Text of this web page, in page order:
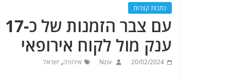
כתבות קצרות
ענק מול לקוח אירופאי
20/02/2024
Nziv אירופה, ישראל